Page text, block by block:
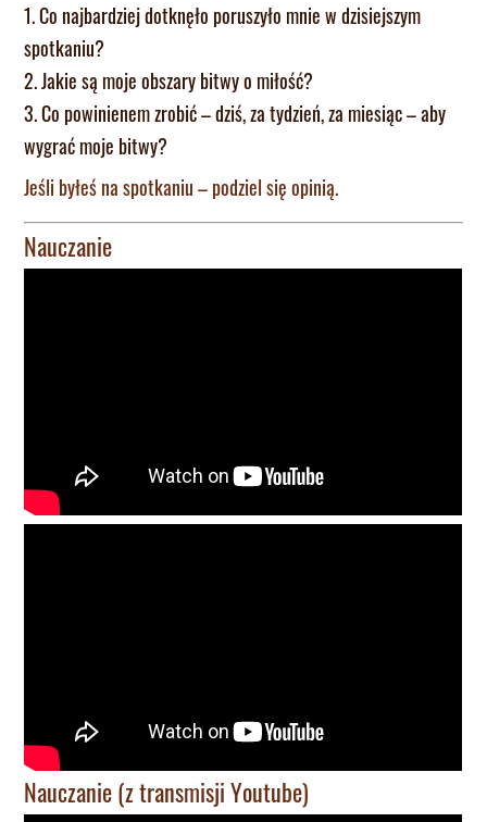
1. Co najbardziej dotknęło poruszyło mnie w dzisiejszym
spotkaniu?
2. Jakie są moje obszary bitwy o miłość?
3. Co powinienem zrobić – dziś, za tydzień, za miesiąc – aby
wygrać moje bitwy?
Jeśli byłeś na spotkaniu – podziel się opinią.
Nauczanie
Nauczanie (z transmisji Youtube)